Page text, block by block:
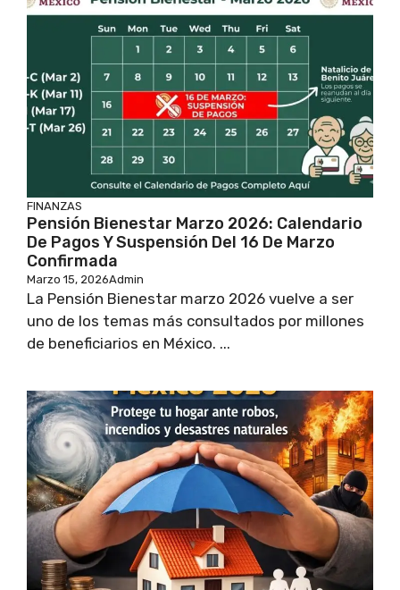
FINANZAS
Pensión Bienestar Marzo 2026: Calendario
De Pagos Y Suspensión Del 16 De Marzo
Confirmada
Marzo 15, 2026Admin
La Pensión Bienestar marzo 2026 vuelve a ser
uno de los temas más consultados por millones
de beneficiarios en México. ...